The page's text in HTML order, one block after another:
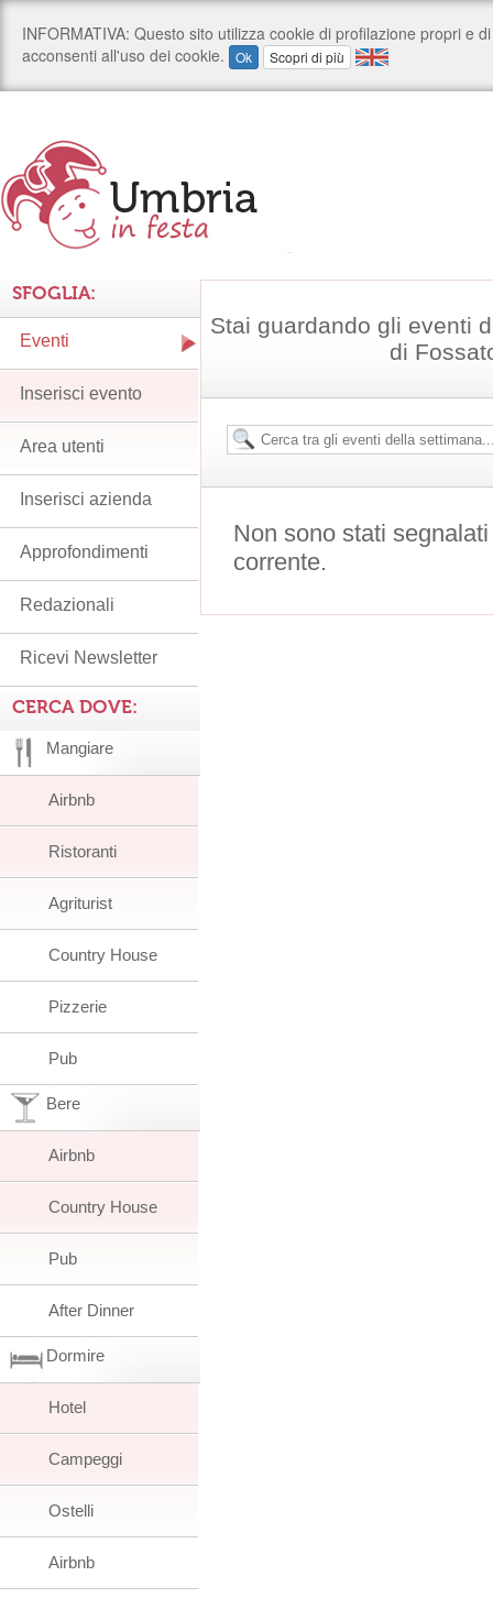
Stai guardando gli eventi
di
Non sono stati
corrente.
SFOGLIA:
Eventi
Inserisci evento
Area utenti
Inserisci azienda
Approfondimenti
Redazionali
Ricevi Newsletter
CERCA DOVE:
Mangiare
Airbnb
Ristoranti
Agriturist
Country House
Pizzerie
Pub
Bere
Airbnb
Country House
Pub
After Dinner
Dormire
Hotel
Campeggi
Ostelli
Airbnb